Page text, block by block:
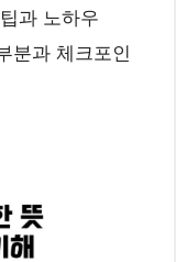
과 노하우
분과 체크포인